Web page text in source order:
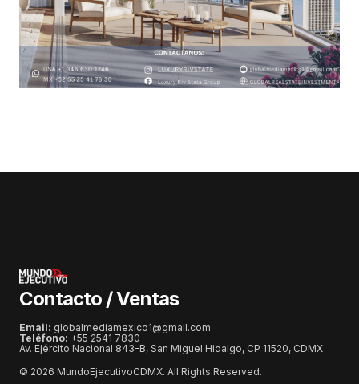
Contacto / Ventas
Email: globalmediamexico1@gmail.com
Teléfono: +55 2541 7830
Av. Ejército Nacional 843-B, San Miguel Hidalgo, CP 11520, CDMX
© 2026 MundoEjecutivoCDMX. All Rights Reserved.